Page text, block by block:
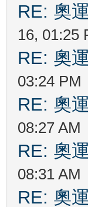
RE: 奧
16, 01:25
RE: 奧
03:24 PM
RE: 奧
08:27 AM
RE: 奧
08:31 AM
RE: 奧